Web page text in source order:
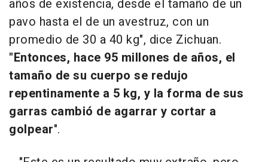
años de existencia, desde el tamaño de un
pavo hasta el de un avestruz, con un
promedio de 30 a 40 kg", dice Zichuan.
"Entonces, hace 95 millones de años, el
tamaño de su cuerpo se redujo
repentinamente a 5 kg, y la forma de sus
garras cambió de agarrar y cortar a
golpear".